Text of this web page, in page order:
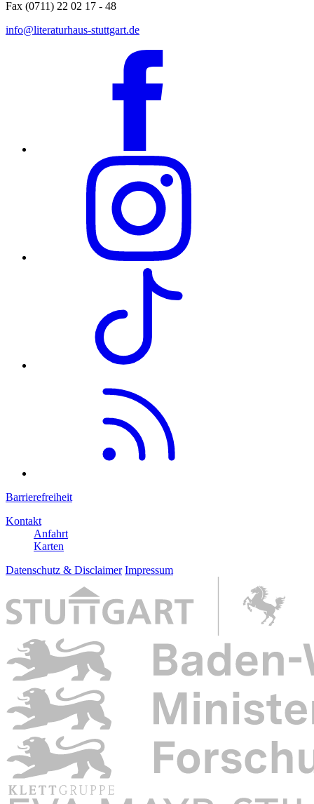
Fax (0711) 22 02 17 - 48
info@literaturhaus-stuttgart.de
Barrierefreiheit
Kontakt
Anfahrt
Karten
Datenschutz & Disclaimer Impressum